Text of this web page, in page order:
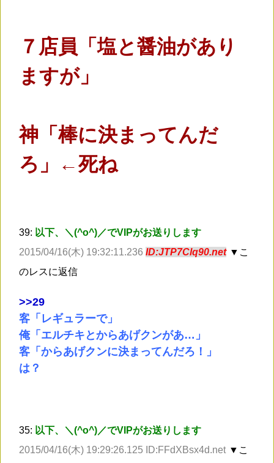
７店員「塩と醤油があり
ますが」
神「棒に決まってんだ
ろ」←死ね
39: 以下、＼(^o^)／でVIPがお送りします
2015/04/16(木) 19:32:11.236 ID:JTP7Clq90.net ▼こ
のレスに返信
>>29
客「レギュラーで」
俺「エルチキとからあげクンがあ…」
客「からあげクンに決まってんだろ！」
は？
35: 以下、＼(^o^)／でVIPがお送りします
2015/04/16(木) 19:29:26.125 ID:FFdXBsx4d.net ▼こ